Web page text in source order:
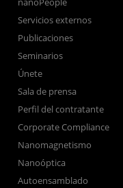
Servicios externos
Publicaciones
Seminarios
Únete
Sala de prensa
Perfil del contratante
Corporate Compliance
Nanomagnetismo
Nanoóptica
Autoensamblado